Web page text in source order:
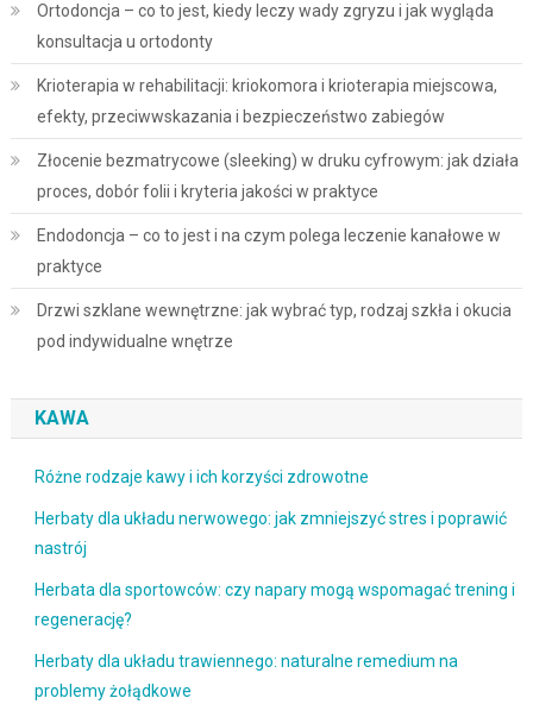
Ortodoncja – co to jest, kiedy leczy wady zgryzu i jak wygląda
konsultacja u ortodonty
Krioterapia w rehabilitacji: kriokomora i krioterapia miejscowa,
efekty, przeciwwskazania i bezpieczeństwo zabiegów
Złocenie bezmatrycowe (sleeking) w druku cyfrowym: jak działa
proces, dobór folii i kryteria jakości w praktyce
Endodoncja – co to jest i na czym polega leczenie kanałowe w
praktyce
Drzwi szklane wewnętrzne: jak wybrać typ, rodzaj szkła i okucia
pod indywidualne wnętrze
KAWA
Różne rodzaje kawy i ich korzyści zdrowotne
Herbaty dla układu nerwowego: jak zmniejszyć stres i poprawić
nastrój
Herbata dla sportowców: czy napary mogą wspomagać trening i
regenerację?
Herbaty dla układu trawiennego: naturalne remedium na
problemy żołądkowe